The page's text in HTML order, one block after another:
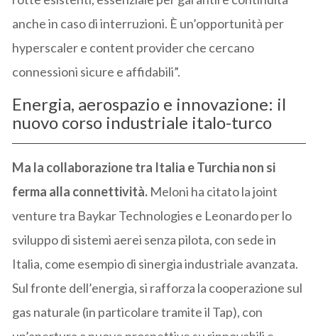
anche in caso di interruzioni. È un’opportunità per
hyperscaler e content provider che cercano
connessioni sicure e affidabili”.
Energia, aerospazio e innovazione: il
nuovo corso industriale italo-turco
Ma la collaborazione tra Italia e Turchia non si
ferma alla connettività. Meloni ha citato la joint
venture tra Baykar Technologies e Leonardo per lo
sviluppo di sistemi aerei senza pilota, con sede in
Italia, come esempio di sinergia industriale avanzata.
Sul fronte dell’energia, si rafforza la cooperazione sul
gas naturale (in particolare tramite il Tap), con